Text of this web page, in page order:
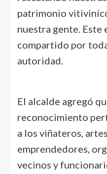
patrimonio
nuestra gente. Este
compartido por
autoridad.
El alcalde agregó
reconocimiento
a los viñateros,
emprendedores,
vecinos y